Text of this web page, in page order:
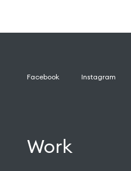
Facebook Instagram
Work